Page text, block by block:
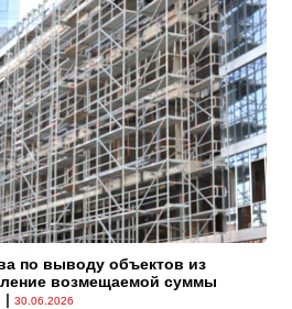
по выводу объектов из
возмещаемой суммы
| 30.06.2026